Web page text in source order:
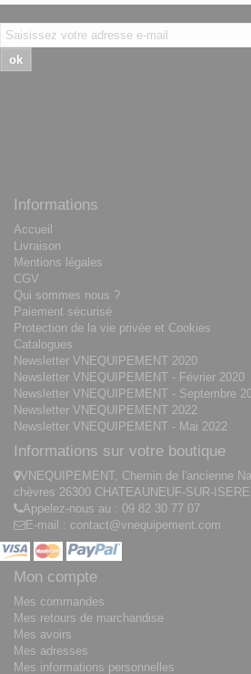
ok
Informations
Accueil
Livraison
Mentions légales
CGV
Qui sommes nous ?
Paiement sécurisé
Protection de la vie privée et Cookies
Catalogues
Newsletter VNEQUIPEMENT 2020
Newsletter VNEQUIPEMENT - Février 2020
Newsletter VNEQUIPEMENT - Septembre
Newsletter VNEQUIPEMENT 2022
Newsletter VNEQUIPEMENT - Mai 2022
Informations sur votre boutique
VNEQUIPEMENT, Chemin de l'ancienne
chèvres 26300 CHATEAUNEUF-SUR-ISERE
Appelez-nous au : 09 82 30 77 07
E-mail : contact@vnequipement.com
Mon compte
Mes commandes
Mes retours de marchandise
Mes avoirs
Mes adresses
Mes informations personnelles